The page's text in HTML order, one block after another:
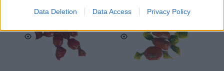
Data Deletion Data Access Privacy Policy